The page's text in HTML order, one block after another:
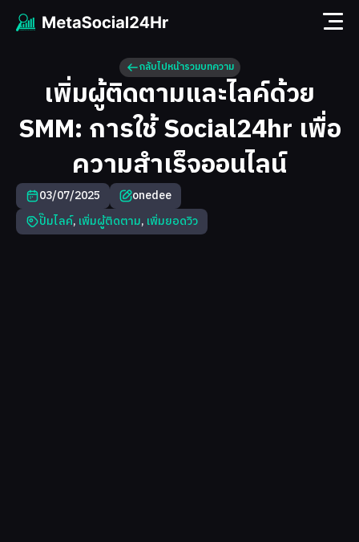
กลับไปหน้ารวมบทความ
เพิ่มผู้ติดตามและไลค์ด้วย
SMM: การใช้ Social24hr เพื่อ
ความสำเร็จออนไลน์
03/07/2025
onedee
ปั๊มไลค์, เพิ่มผู้ติดตาม, เพิ่มยอดวิว